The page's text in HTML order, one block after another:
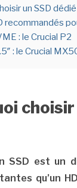
un SSD
: le Crucial P2
: le Crucial
choisir
SSD est un
qu’un